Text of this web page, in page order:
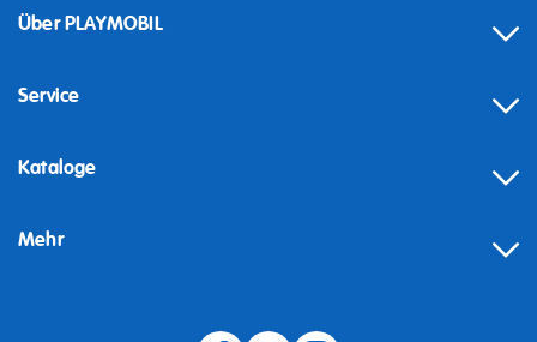
Über PLAYMOBIL
Service
Kataloge
Mehr